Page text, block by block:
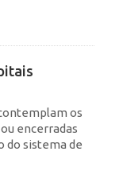
os
encerradas
do sistema de